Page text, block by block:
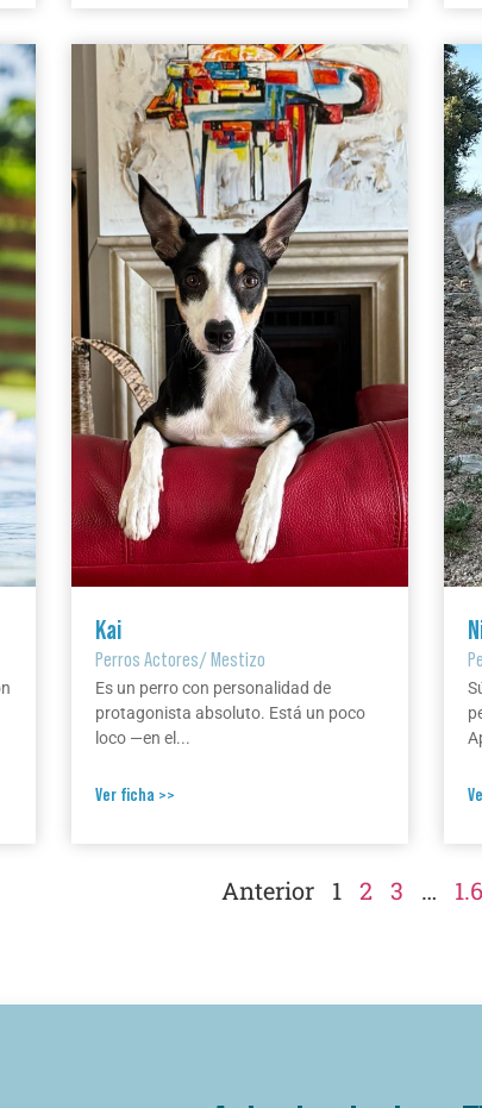
Kai
Perros Actores/Mestizo
Es un perro con personalidad de
protagonista absoluto. Está un poco
loco —en el...
Ver ficha >>
Anterior 1 2 3 …